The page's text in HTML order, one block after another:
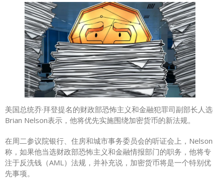
美国总统乔·拜登提名的财政部恐怖主义和金融犯罪司副部长人选
Brian Nelson表示，他将优先实施围绕加密货币的新法规。
在周二参议院银行、住房和城市事务委员会的听证会上，Nelson
称，如果他当选财政部恐怖主义和金融情报部门的职务，他将专
注于反洗钱（AML）法规，并补充说，加密货币将是一个特别优
先事项。